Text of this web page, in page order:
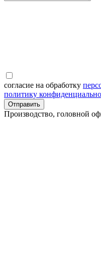
согласие на обработку
политику
Отправить
Производство, головной